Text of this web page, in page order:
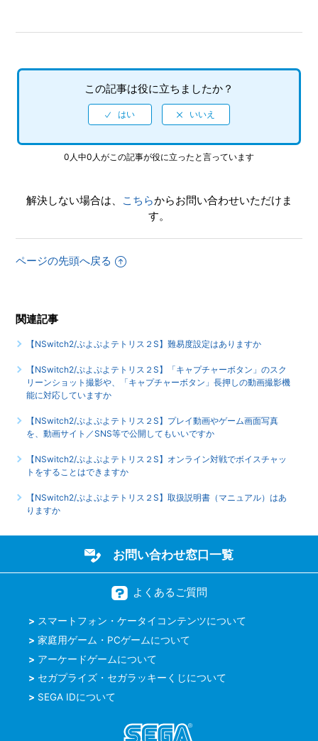
【NSwitch2/ぷよぷよテトリス２S】オンライン対戦を観戦
【NSwitch2/ぷよぷよテトリス２S】インターネットプレイ
で、相手が接続を切った場合、自分の勝敗はどうなりますか
（勝ち、引き分け、それとも無効など）
この記事は役に立ちましたか？
0人中0人がこの記事が役に立ったと言っています
解決しない場合は、 こちらからお問い合わせいただけま
す。
ページの先頭へ戻る
関連記事
【NSwitch2/ぷよぷよテトリス２S】難易度設定はありますか
【NSwitch2/ぷよぷよテトリス２S】「キャプチャーボタン」のスク
リーンショット撮影や、「キャプチャーボタン」長押しの動画撮影機
能に対応していますか
【NSwitch2/ぷよぷよテトリス２S】プレイ動画やゲーム画面写真
を、動画サイト／SNS等で公開してもいいですか
【NSwitch2/ぷよぷよテトリス２S】オンライン対戦でボイスチャッ
トをすることはできますか
【NSwitch2/ぷよぷよテトリス２S】取扱説明書（マニュアル）はあ
りますか
お問い合わせ窓口一覧
よくあるご質問
スマートフォン・ケータイコンテンツについて
家庭用ゲーム・PCゲームについて
アーケードゲームについて
セガプライズ・セガラッキーくじについて
SEGA IDについて